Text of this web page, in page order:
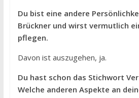
Du bist eine andere
Brückner und wirst vermutlich
pflegen.
Davon ist auszugehen, ja.
Du hast schon das Stichwort
Welche anderen Aspekte an